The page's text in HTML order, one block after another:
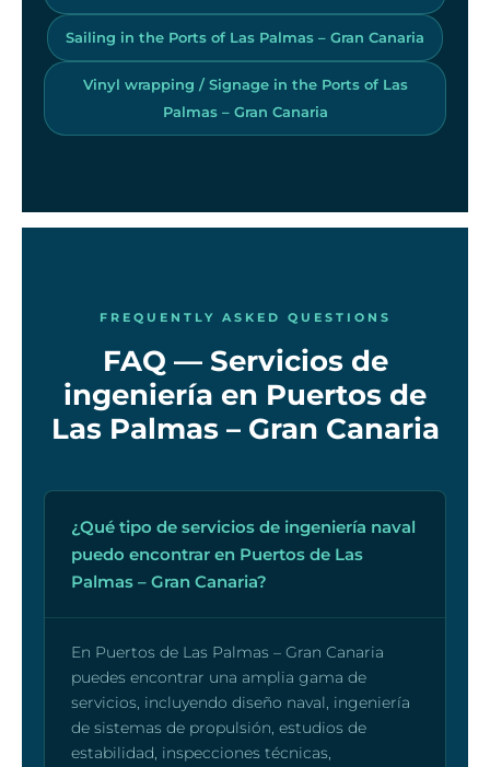
Sailing in the Ports of Las Palmas – Gran Canaria
Vinyl wrapping / Signage in the Ports of Las
Palmas – Gran Canaria
FREQUENTLY ASKED QUESTIONS
FAQ — Servicios de
ingeniería en Puertos de
Las Palmas – Gran Canaria
¿Qué tipo de servicios de ingeniería naval
puedo encontrar en Puertos de Las
Palmas – Gran Canaria?
En Puertos de Las Palmas – Gran Canaria
puedes encontrar una amplia gama de
servicios, incluyendo diseño naval, ingeniería
de sistemas de propulsión, estudios de
estabilidad, inspecciones técnicas,